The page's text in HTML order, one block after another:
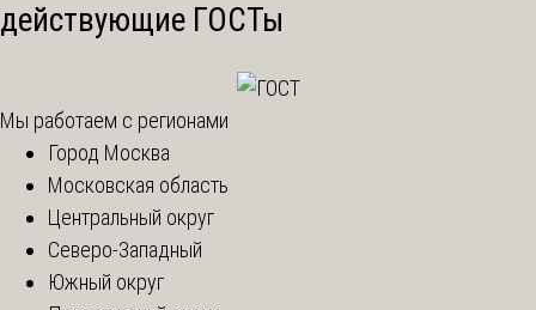
действующие ГОСТы
Мы работаем с регионами
Город Москва
Московская область
Центральный округ
Северо-Западный
Южный округ